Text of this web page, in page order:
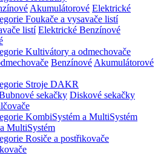
Akumulátorové Elektrické
listí Elektrické Benzínové
Benzínové Akumulátorové
sekačky Diskové sekačky
MultiSystém